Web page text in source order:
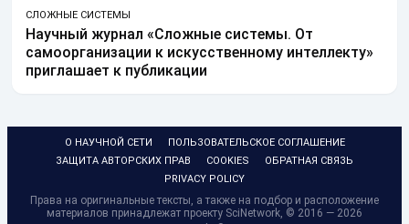
СЛОЖНЫЕ СИСТЕМЫ
Научный журнал «Сложные системы. От
самоорганизации к искусственному интеллекту»
приглашает к публикации
О НАУЧНОЙ СЕТИ
ПОЛЬЗОВАТЕЛЬСКОЕ СОГЛАШЕНИЕ
ЗАЩИТА АВТОРСКИХ ПРАВ
COOKIES
ОБРАТНАЯ СВЯЗЬ
PRIVACY POLICY
Права на оригинальные тексты, а также на подбор и расположение
материалов принадлежат проекту SciNetwork, © 2016 — 2026